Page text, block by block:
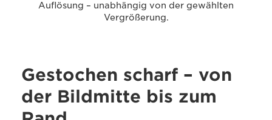
Auflösung – unabhängig von der gewählten
Vergrößerung.
Gestochen scharf – von
der Bildmitte bis zum